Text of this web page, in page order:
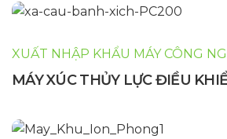
XUẤT NHẬP KHẨU MÁY CÔNG
MÁY XÚC THỦY LỰC ĐIỀU